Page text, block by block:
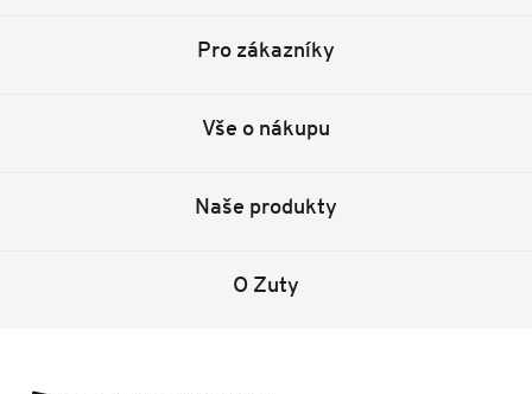
Pro zákazníky
Vše o nákupu
Naše produkty
O Zuty